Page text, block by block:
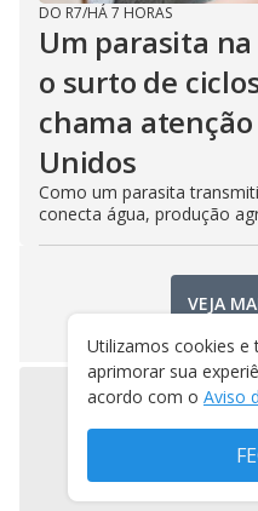
DO R7/HÁ 7 HORAS
Um parasita
o surto de
chama
Unidos
Como um parasita
conecta água, produção
VEJA
Utilizamos cookies e
aprimorar sua
acordo com o Aviso